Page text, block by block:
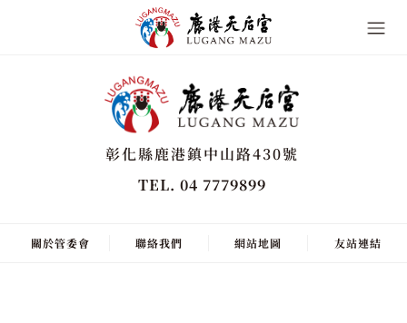
彰化縣鹿港鎮中山路430號
TEL. 04 7779899
關於管委會 聯絡我們 網站地圖 友站連結